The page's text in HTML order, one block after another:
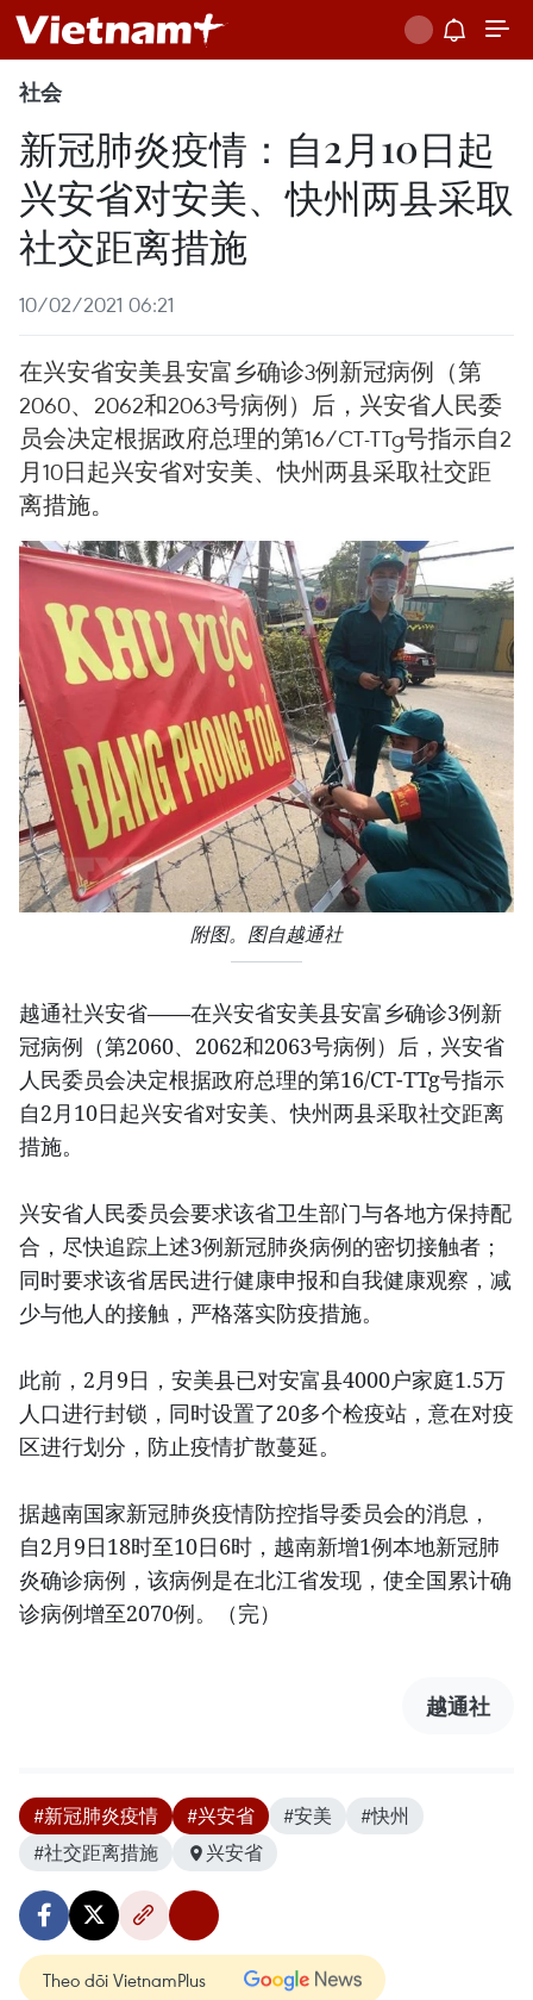
社会
新冠肺炎疫情：自2月10日起
兴安省对安美、快州两县采取
社交距离措施
10/02/2021 06:21
在兴安省安美县安富乡确诊3例新冠病例（第
2060、2062和2063号病例）后，兴安省人民委
员会决定根据政府总理的第16/CT-TTg号指示自2
月10日起兴安省对安美、快州两县采取社交距
离措施。
附图。图自越通社
越通社兴安省——在兴安省安美县安富乡确诊3例新
冠病例（第2060、2062和2063号病例）后，兴安省
人民委员会决定根据政府总理的第16/CT-TTg号指示
自2月10日起兴安省对安美、快州两县采取社交距离
措施。
兴安省人民委员会要求该省卫生部门与各地方保持配
合，尽快追踪上述3例新冠肺炎病例的密切接触者；
同时要求该省居民进行健康申报和自我健康观察，减
少与他人的接触，严格落实防疫措施。
此前，2月9日，安美县已对安富县4000户家庭1.5万
人口进行封锁，同时设置了20多个检疫站，意在对疫
区进行划分，防止疫情扩散蔓延。
据越南国家新冠肺炎疫情防控指导委员会的消息，
自2月9日18时至10日6时，越南新增1例本地新冠肺
炎确诊病例，该病例是在北江省发现，使全国累计确
诊病例增至2070例。（完）
越通社
#新冠肺炎疫情 #兴安省 #安美
#快州
#社交距离措施
兴安省
Theo dõi VietnamPlus